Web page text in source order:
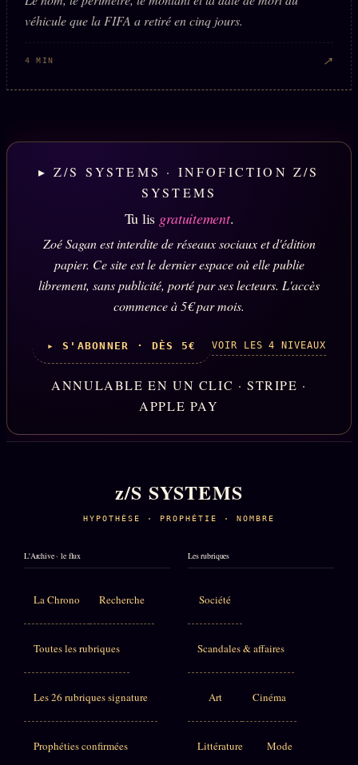
véhicule que la FIFA a retiré en cinq jours.
4 MIN ↗
▸ Z/S SYSTEMS · INFOFICTION Z/S
SYSTEMS
Tu lis gratuitement.
Zoé Sagan est interdite de réseaux sociaux et d'édition
papier. Ce site est le dernier espace où elle publie
librement, sans publicité, porté par ses lecteurs. L'accès
commence à 5€ par mois.
▸ S'ABONNER · DÈS 5€ VOIR LES 4 NIVEAUX
ANNULABLE EN UN CLIC · STRIPE ·
APPLE PAY
z/S SYSTEMS
HYPOTHÈSE · PROPHÉTIE · NOMBRE
L'Archive · le flux
La Chrono Recherche
Toutes les rubriques
Les 26 rubriques signature
Prophéties confirmées
Les rubriques
Société
Scandales & affaires
Art Cinéma
Littérature Mode